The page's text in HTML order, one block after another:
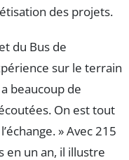
des projets.
du Bus de
sur le terrain
a beaucoup de
On est tout
» Avec 215
en un an, il illustre